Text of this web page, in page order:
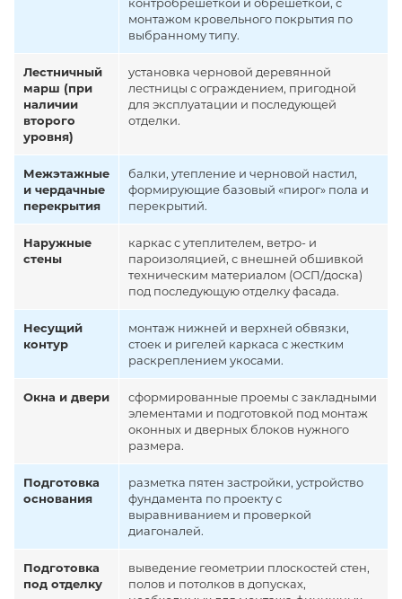
монтажом кровельного покрытия по
выбранному типу.
Лестничный
марш (при
наличии
второго
уровня)
установка черновой деревянной
лестницы с ограждением, пригодной
для эксплуатации и последующей
отделки.
Межэтажные
и чердачные
перекрытия
балки, утепление и черновой настил,
формирующие базовый «пирог» пола и
перекрытий.
Наружные
стены
каркас с утеплителем, ветро- и
пароизоляцией, с внешней обшивкой
техническим материалом (ОСП/доска)
под последующую отделку фасада.
Несущий
контур
монтаж нижней и верхней обвязки,
стоек и ригелей каркаса с жестким
раскреплением укосами.
Окна и двери
сформированные проемы с закладными
элементами и подготовкой под монтаж
оконных и дверных блоков нужного
размера.
Подготовка
основания
разметка пятен застройки, устройство
фундамента по проекту с
выравниванием и проверкой
диагоналей.
Подготовка
под отделку
выведение геометрии плоскостей стен,
полов и потолков в допусках,